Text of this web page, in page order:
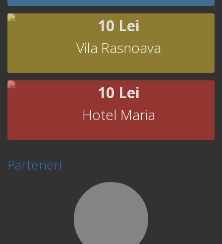
10 Lei
Vila Rasnoava
10 Lei
Hotel Maria
Parteneri